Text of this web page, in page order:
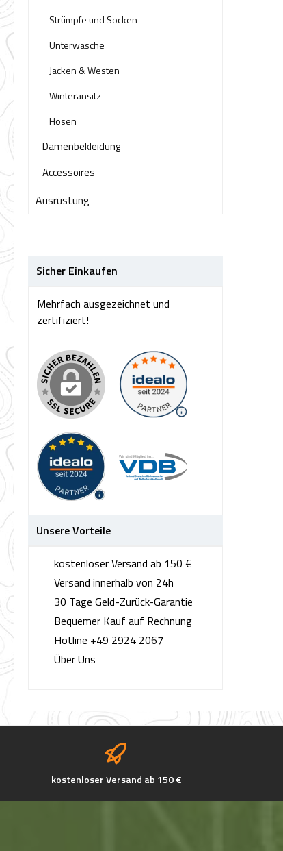
Strümpfe und Socken
Unterwäsche
Jacken & Westen
Winteransitz
Hosen
Damenbekleidung
Accessoires
Ausrüstung
Sicher Einkaufen
Mehrfach ausgezeichnet und
zertifiziert!
Unsere Vorteile
kostenloser Versand ab 150 €
Versand innerhalb von 24h
30 Tage Geld-Zurück-Garantie
Bequemer Kauf auf Rechnung
Hotline +49 2924 2067
Über Uns
kostenloser Versand ab 150 €